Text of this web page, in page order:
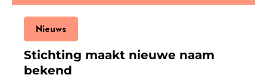
Nieuws
Stichting maakt nieuwe naam
bekend